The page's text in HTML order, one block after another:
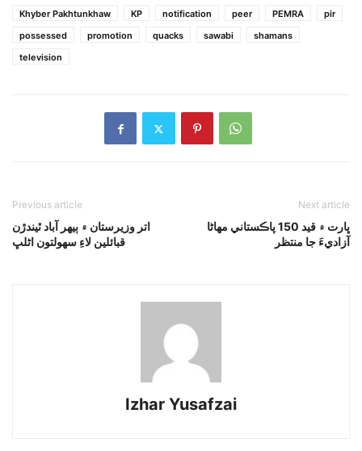
Khyber Pakhtunkhaw
KP notification peer PEMRA
pir
possessed
promotion quacks sawabi
shamans
television
Previous article
اتر وزيرستان ۾ ٻيهر آباد ٿيندڙن
قبائلين لاءِ سهولتون اڻلڀ
Next article
ڀارت ۾ قيد 150 پاڪستاني مهاڻا
آزاديءَ جا منتظر
Izhar Yusafzai